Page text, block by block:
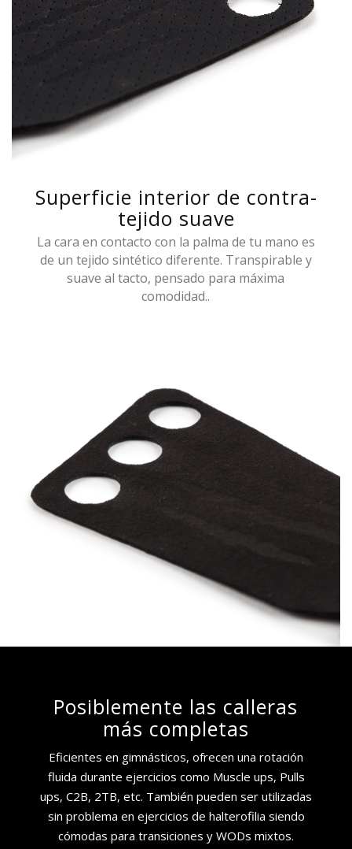
Superficie interior de contra-
tejido suave
La cara en contacto con la palma de tu mano es
de un tejido sintético diferente. Transpirable y
suave al tacto, pensado para máxima
comodidad..
Posiblemente las calleras
más completas
Eficientes en gimnásticos, ofrecen una rotación
fluida durante ejercicios como Muscle ups, Pulls
ups, C2B, 2TB, etc. También pueden ser utilizadas
sin problema en ejercicios de halterofilia siendo
cómodas para transiciones y WODs mixtos.